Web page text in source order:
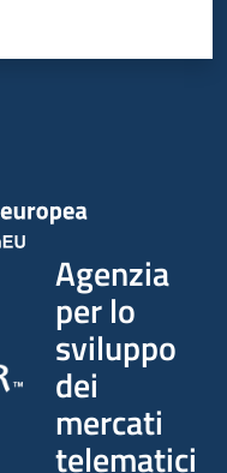
Agenzia
per lo
sviluppo
dei
mercati
telematici